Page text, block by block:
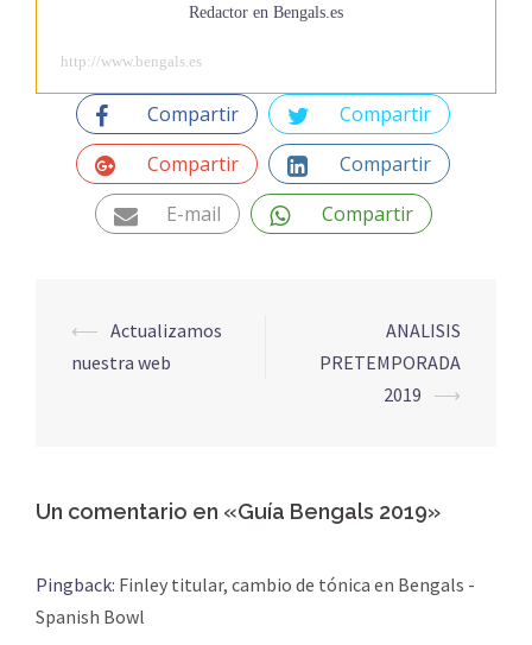
Redactor en Bengals.es
http://www.bengals.es
Compartir
Compartir
Compartir
Compartir
E-mail
Compartir
⟵ Actualizamos
nuestra web
ANALISIS
PRETEMPORADA
2019 ⟶
Un comentario en «Guía Bengals 2019»
Pingback: Finley titular, cambio de tónica en Bengals -
Spanish Bowl